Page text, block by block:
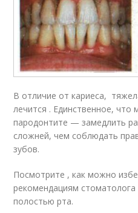
В отличие от кариеса,
лечится . Единственное, что
пародонтите — замедлить
сложней, чем соблюдать
зубов.
Посмотрите , как можно
рекомендациям
полостью рта.